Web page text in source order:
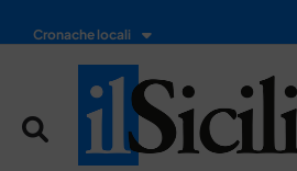
Cronache locali